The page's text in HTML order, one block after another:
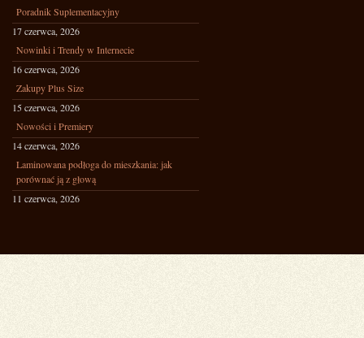
Poradnik Suplementacyjny
17 czerwca, 2026
Nowinki i Trendy w Internecie
16 czerwca, 2026
Zakupy Plus Size
15 czerwca, 2026
Nowości i Premiery
14 czerwca, 2026
Laminowana podłoga do mieszkania: jak
porównać ją z głową
11 czerwca, 2026